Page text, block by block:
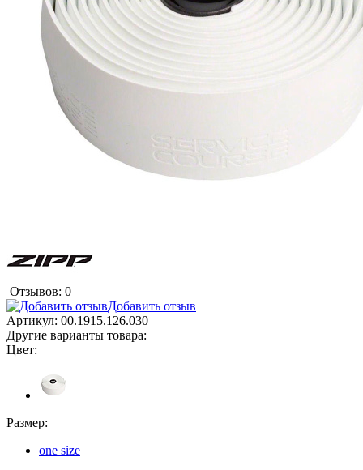
Отзывов: 0
Добавить отзыв
Артикул: 00.1915.126.030
Другие варианты товара:
Цвет:
Размер:
one size